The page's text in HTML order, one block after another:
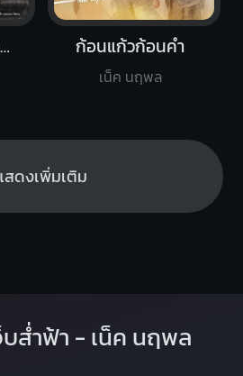
ก้อนแก้วก้อนคำ
เน็ค นฤพล
ทางคนละเส้น ตะเว็นคนละหน่วย
สดงเพิ่มเติม
บส่ำฟ้า - เน็ค นฤพล